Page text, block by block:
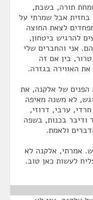
תורה, בשבת,
בחזית אבל שמרתי על
לצאת החוצה
להרגיש ביטחון,
אני והחברים שלי
בין אם זה
האווירה בגזרה.
הפנים של אלקנה, את
לא משנה מאיפה
ערבי, דרוזי,
ודיבר בכנות, בשפה
ולאמת.
אמרתי, אלקנה לא
לעשות כאן טוב.